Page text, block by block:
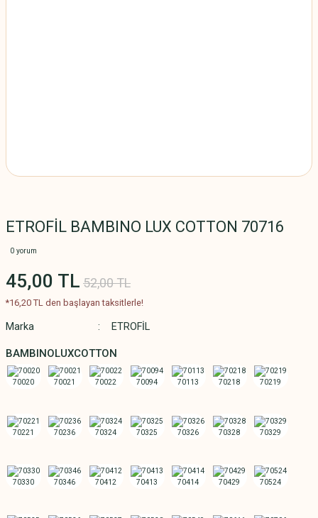
ETROFİL BAMBINO LUX COTTON 70716
0 yorum
45,00 TL 52,00 TL
*16,20 TL den başlayan taksitlerle!
Marka ETROFİL
BAMBINOLUXCOTTON